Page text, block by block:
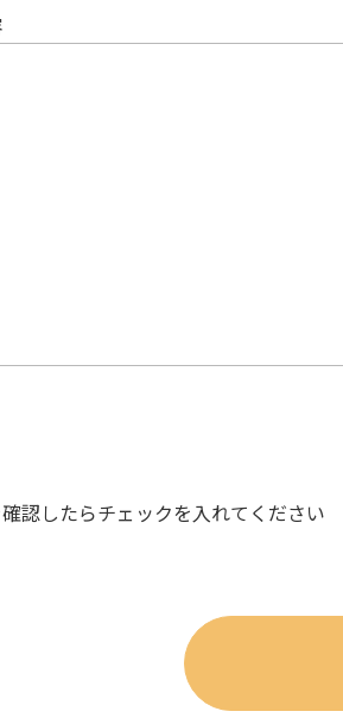
認したらチェックを入れてください